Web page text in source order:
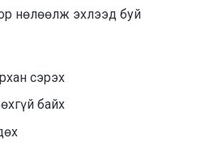
нөлөөлж эхлээд буй
сэрэх
байх